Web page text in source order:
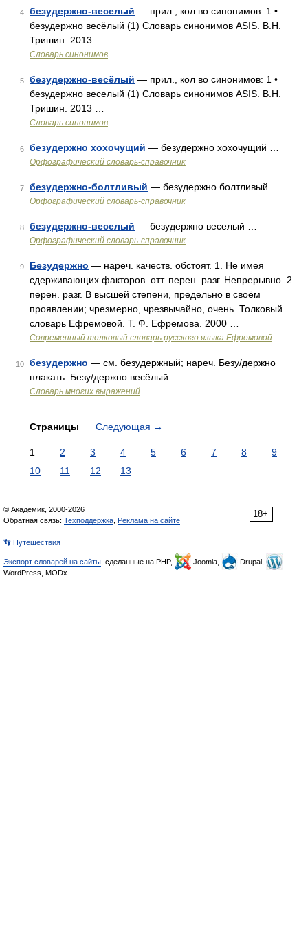
4 безудержно-веселый — прил., кол во синонимов: 1 •
безудержно весёлый (1) Словарь синонимов ASIS. В.Н.
Тришин. 2013 …
Словарь синонимов
5 безудержно-весёлый — прил., кол во синонимов: 1 •
безудержно веселый (1) Словарь синонимов ASIS. В.Н.
Тришин. 2013 …
Словарь синонимов
6 безудержно хохочущий — безудержно хохочущий …
Орфографический словарь-справочник
7 безудержно-болтливый — безудержно болтливый …
Орфографический словарь-справочник
8 безудержно-веселый — безудержно веселый …
Орфографический словарь-справочник
9 Безудержно — нареч. качеств. обстоят. 1. Не имея
сдерживающих факторов. отт. перен. разг. Непрерывно. 2.
перен. разг. В высшей степени, предельно в своём
проявлении; чрезмерно, чрезвычайно, очень. Толковый
словарь Ефремовой. Т. Ф. Ефремова. 2000 …
Современный толковый словарь русского языка Ефремовой
10 безудержно — см. безудержный; нареч. Безу/держно
плакать. Безу/держно весёлый …
Словарь многих выражений
Страницы Следующая →
1 2 3 4 5 6 7 8
9
10
11 12 13
18+
© Академик, 2000-2026
Обратная связь: Техподдержка Реклама на сайте
👣 Путешествия
Экспорт словарей на сайты , сделанные на PHP, Joomla,
Drupal,
WordPress, MODx.